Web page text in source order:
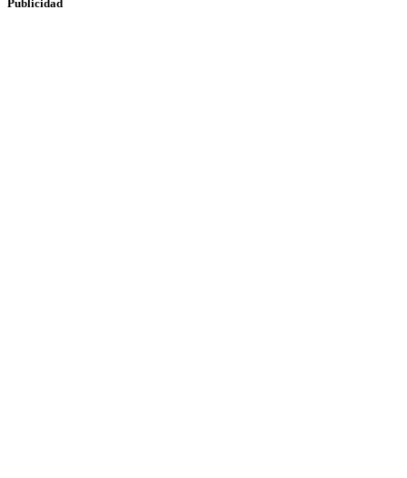
Publicidad